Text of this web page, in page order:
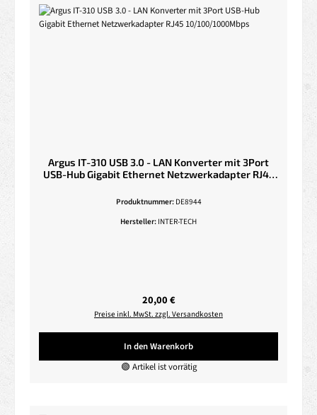
Argus IT-310 USB 3.0 - LAN Konverter mit 3Port
USB-Hub Gigabit Ethernet Netzwerkadapter RJ45
Produktnummer: DE8944
Hersteller: INTER-TECH
Regulärer Preis:
20,00 €
Preise inkl. MwSt. zzgl. Versandkosten
In den Warenkorb
🟢 Artikel ist vorrätig